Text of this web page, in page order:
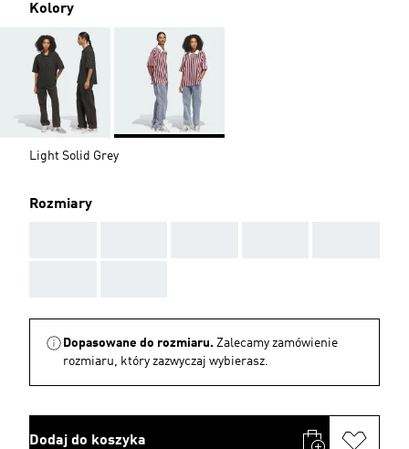
Kolory
Light Solid Grey
Rozmiary
Dopasowane do rozmiaru. Zalecamy zamówienie
rozmiaru, który zazwyczaj wybierasz.
Dodaj do koszyka